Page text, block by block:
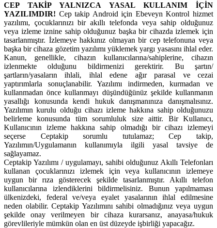
CEP TAKİP YALNIZCA YASAL KULLANIM İÇİN
YAZILIMDIR! Cep takip Android için Ebeveyn Kontrol hizmet
yazılımı, çocuklarınızı bir akıllı telefonda veya sahip olduğunuz
veya izleme iznine sahip olduğunuz başka bir cihazda izlemek için
tasarlanmıştır. İzlemeye hakkınız olmayan bir cep telefonuna veya
başka bir cihaza gözetim yazılımı yüklemek yargı yasasını ihlal eder.
Kanun, genellikle, cihazın kullanıcılarına/sahiplerine, cihazın
izlenmekte olduğunu bildirmenizi gerektirir. Bu şartın/
şartların/yasaların ihlali, ihlal edene ağır parasal ve cezai
yaptırımlarla sonuçlanabilir. Yazılımı indirmeden, kurmadan ve
kullanmadan önce kullanmayı düşündüğünüz şekilde kullanmanın
yasallığı konusunda kendi hukuk danışmanınıza danışmalısınız.
Yazılımın kurulu olduğu cihazı izleme hakkına sahip olduğunuzu
belirleme konusunda tüm sorumluluk size aittir. Bir Kullanıcı,
Kullanıcının izleme hakkına sahip olmadığı bir cihazı izlemeyi
seçerse Ceptakip sorumlu tutulamaz; Cep takip,
Yazılımın/Uygulamanın kullanımıyla ilgili yasal tavsiye de
sağlayamaz.
Ceptakip Yazılımı / uygulamayı, sahibi olduğunuz Akıllı Telefonları
kullanan çocuklarınızı izlemek için veya kullanıcının izlemeye
uygun bir rıza gösterecek şekilde tasarlanmıştır. Akıllı telefon
kullanıcılarına izlendiklerini bildirmelisiniz. Bunun yapılmaması
ülkenizdeki, federal ve/veya eyalet yasalarının ihlal edilmesine
neden olabilir. Ceptakip Yazılımını sahibi olmadığınız veya uygun
şekilde onay verilmeyen bir cihaza kurarsanız, anayasa/hukuk
görevlileriyle mümkün olan en üst düzeyde işbirliği yapacağız.